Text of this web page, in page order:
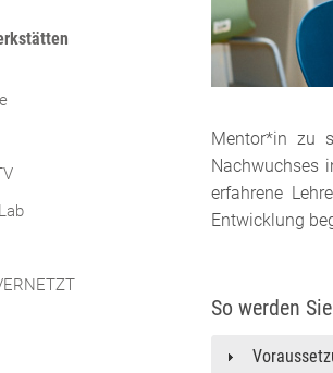
Mentor*in zu
Nachwuchses
erfahrene
Entwicklung
So werden